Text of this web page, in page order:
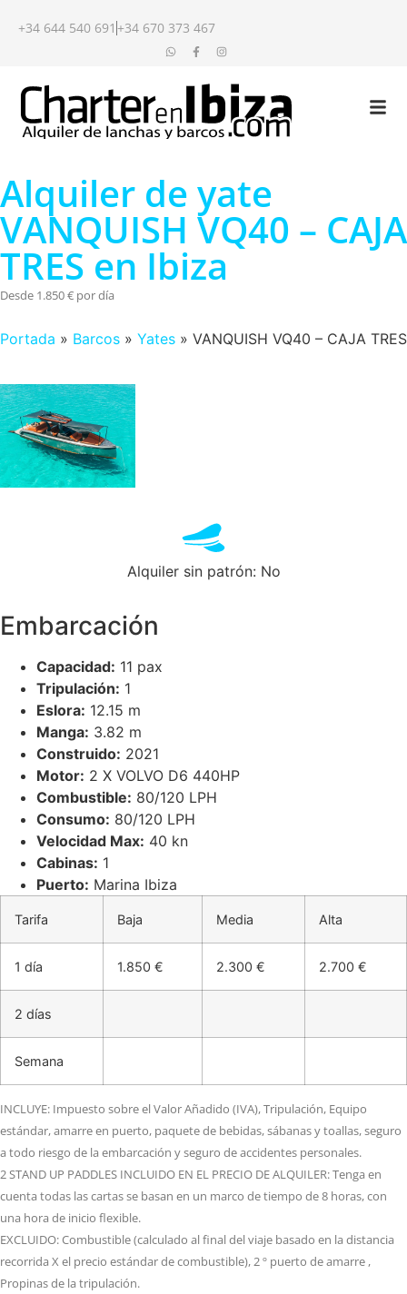
+34 644 540 691 +34 670 373 467
Alquiler de yate
VANQUISH VQ40 – CAJA
TRES en Ibiza
Desde 1.850 € por día
Portada » Barcos » Yates » VANQUISH VQ40 – CAJA TRES
Alquiler sin patrón: No
Embarcación
Capacidad: 11 pax
Tripulación: 1
Eslora: 12.15 m
Manga: 3.82 m
Construido: 2021
Motor: 2 X VOLVO D6 440HP
Combustible: 80/120 LPH
Consumo: 80/120 LPH
Velocidad Max: 40 kn
Cabinas: 1
Puerto: Marina Ibiza
Tarifa Baja Media Alta
1 día 1.850 € 2.300 € 2.700 €
2 días
Semana
INCLUYE: Impuesto sobre el Valor Añadido (IVA), Tripulación, Equipo
estándar, amarre en puerto, paquete de bebidas, sábanas y toallas, seguro
a todo riesgo de la embarcación y seguro de accidentes personales.
2 STAND UP PADDLES INCLUIDO EN EL PRECIO DE ALQUILER: Tenga en
cuenta todas las cartas se basan en un marco de tiempo de 8 horas, con
una hora de inicio flexible.
EXCLUIDO: Combustible (calculado al final del viaje basado en la distancia
recorrida X el precio estándar de combustible), 2 º puerto de amarre ,
Propinas de la tripulación.